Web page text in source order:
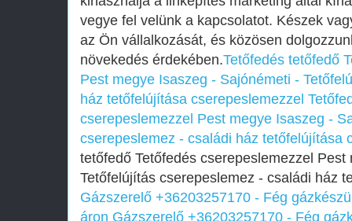
vegye fel velünk a kapcsolatot. Készek
az Ön vállalkozását, és közösen
növekedés érdekében.Tetőfedés tetőfedő
Pest megye Isaszeg - Sajónémeti -
ház tetőfelújítása cserepeslemezzel
cserepeslemezzel Pest megye Isaszeg -
cserepeslemez - családi ház tetőfelújítása
tetőfedő Tetőfedés cserepeslemezzel
Tetőfelújítás cserepeslemez - családi ház
Gázszerelő +36203257170 - Fég
áron Gázszerelő +36203257170 - Fég